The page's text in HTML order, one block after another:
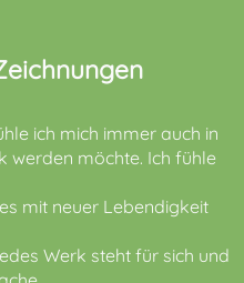
ich mich immer auch in
werden möchte. Ich fühle
mit neuer Lebendigkeit
Werk steht für sich und